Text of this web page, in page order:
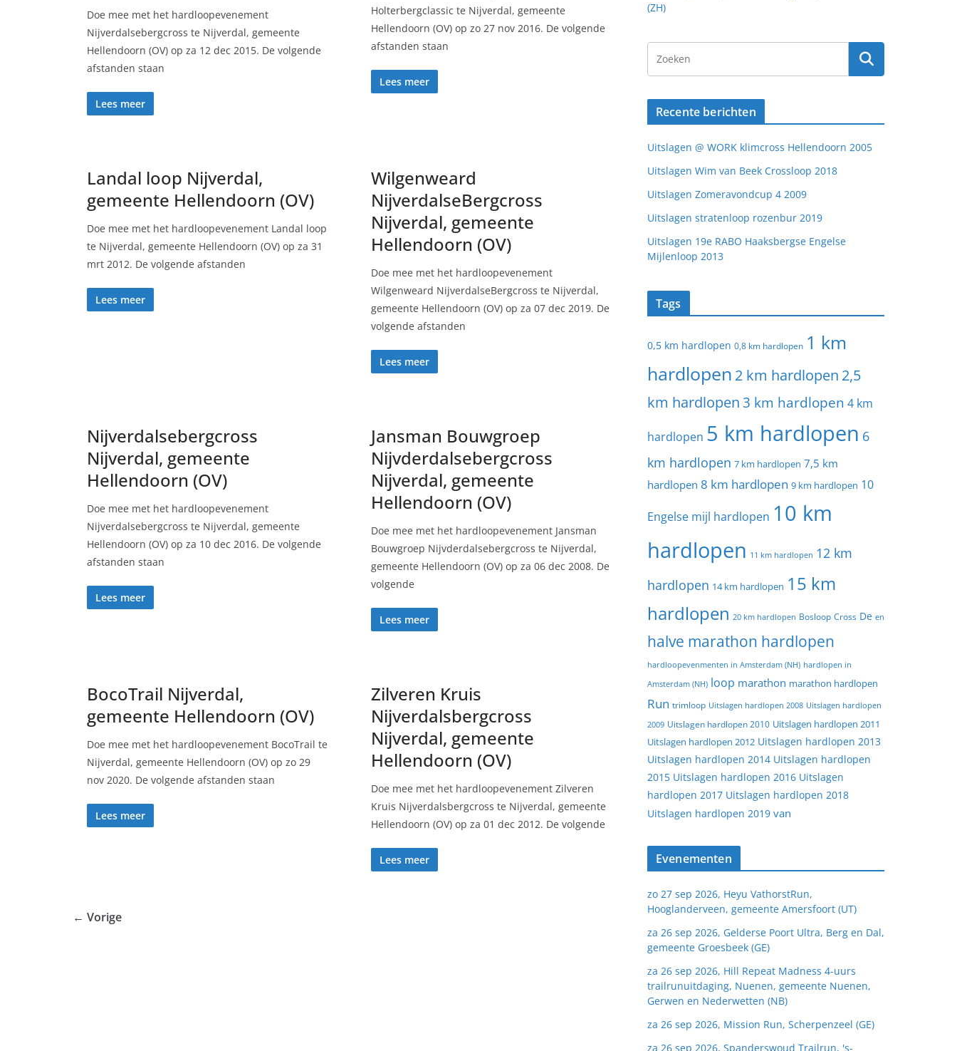
Doe mee met het hardloopevenement
Nijverdalsebergcross te Nijverdal, gemeente
Hellendoorn (OV) op za 12 dec 2015. De volgende
afstanden staan
Lees meer
Holterbergclassic te Nijverdal, gemeente
Hellendoorn (OV) op zo 27 nov 2016. De volgende
afstanden staan
Lees meer
Landal loop Nijverdal,
gemeente Hellendoorn (OV)
Doe mee met het hardloopevenement Landal loop
te Nijverdal, gemeente Hellendoorn (OV) op za 31
mrt 2012. De volgende afstanden
Lees meer
Wilgenweard
NijverdalseBergcross
Nijverdal, gemeente
Hellendoorn (OV)
Doe mee met het hardloopevenement
Wilgenweard NijverdalseBergcross te Nijverdal,
gemeente Hellendoorn (OV) op za 07 dec 2019. De
volgende afstanden
Lees meer
Nijverdalsebergcross
Nijverdal, gemeente
Hellendoorn (OV)
Doe mee met het hardloopevenement
Nijverdalsebergcross te Nijverdal, gemeente
Hellendoorn (OV) op za 10 dec 2016. De volgende
afstanden staan
Lees meer
Jansman Bouwgroep
Nijvderdalsebergcross
Nijverdal, gemeente
Hellendoorn (OV)
Doe mee met het hardloopevenement Jansman
Bouwgroep Nijvderdalsebergcross te Nijverdal,
gemeente Hellendoorn (OV) op za 06 dec 2008. De
volgende
Lees meer
BocoTrail Nijverdal,
gemeente Hellendoorn (OV)
Doe mee met het hardloopevenement BocoTrail te
Nijverdal, gemeente Hellendoorn (OV) op zo 29
nov 2020. De volgende afstanden staan
Lees meer
Zilveren Kruis
Nijverdalsbergcross
Nijverdal, gemeente
Hellendoorn (OV)
Doe mee met het hardloopevenement Zilveren
Kruis Nijverdalsbergcross te Nijverdal, gemeente
Hellendoorn (OV) op za 01 dec 2012. De volgende
Lees meer
← Vorige
(ZH)
Recente berichten
Uitslagen @ WORK klimcross Hellendoorn 2005
Uitslagen Wim van Beek Crossloop 2018
Uitslagen Zomeravondcup 4 2009
Uitslagen stratenloop rozenbur 2019
Uitslagen 19e RABO Haaksbergse Engelse
Mijlenloop 2013
Tags
0,5 km hardlopen 0,8 km hardlopen 1 km
hardlopen 2 km hardlopen 2,5
km hardlopen 3 km hardlopen 4 km
hardlopen 5 km hardlopen 6
km hardlopen 7 km hardlopen 7,5 km
hardlopen 8 km hardlopen 9 km hardlopen 10
Engelse mijl hardlopen 10 km
hardlopen 11 km hardlopen 12 km
hardlopen 14 km hardlopen 15 km
hardlopen 20 km hardlopen Bosloop Cross De en
halve marathon hardlopen
hardloopevenmenten in Amsterdam (NH) hardlopen in
Amsterdam (NH) loop marathon marathon hardlopen
Run trimloop Uitslagen hardlopen 2008 Uitslagen hardlopen
2009 Uitslagen hardlopen 2010 Uitslagen hardlopen 2011
Uitslagen hardlopen 2012 Uitslagen hardlopen 2013
Uitslagen hardlopen 2014 Uitslagen hardlopen
2015 Uitslagen hardlopen 2016 Uitslagen
hardlopen 2017 Uitslagen hardlopen 2018
Uitslagen hardlopen 2019 van
Evenementen
zo 27 sep 2026, Heyu VathorstRun,
Hooglanderveen, gemeente Amersfoort (UT)
za 26 sep 2026, Gelderse Poort Ultra, Berg en Dal,
gemeente Groesbeek (GE)
za 26 sep 2026, Hill Repeat Madness 4-uurs
trailrunuitdaging, Nuenen, gemeente Nuenen,
Gerwen en Nederwetten (NB)
za 26 sep 2026, Mission Run, Scherpenzeel (GE)
za 26 sep 2026, Spanderswoud Trailrun, 's-